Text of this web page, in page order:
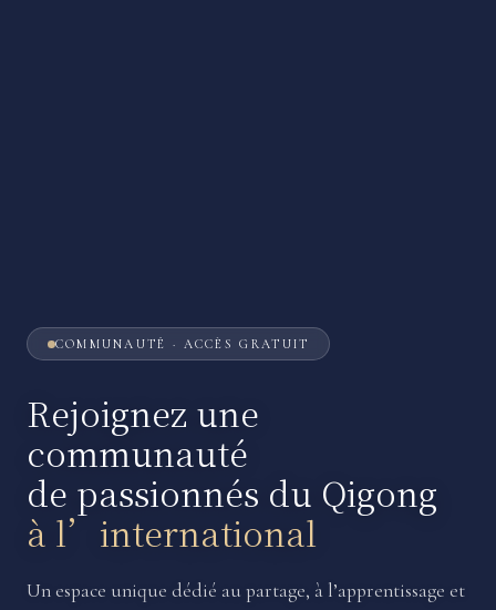
COMMUNAUTÉ · ACCÈS GRATUIT
Rejoignez une
communauté
de passionnés du Qigong
à l’international
Un espace unique dédié au partage, à l’apprentissage et